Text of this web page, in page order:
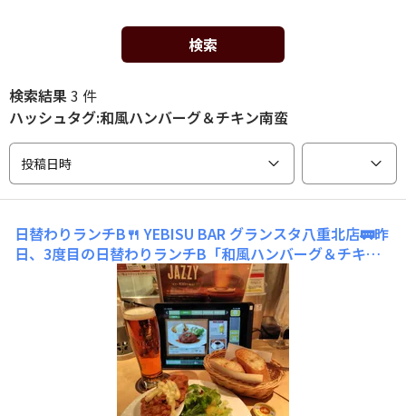
検索
検索結果3 件
ハッシュタグ:和風ハンバーグ＆チキン南蛮
投稿日時
日替わりランチB🍴 YEBISU BAR グランスタ八重北店🚃昨
日、3度目の日替わりランチB「和風ハンバーグ＆チキン
南蛮」、パンをチョイス🍴ゴールド＆アンバーなどと共に